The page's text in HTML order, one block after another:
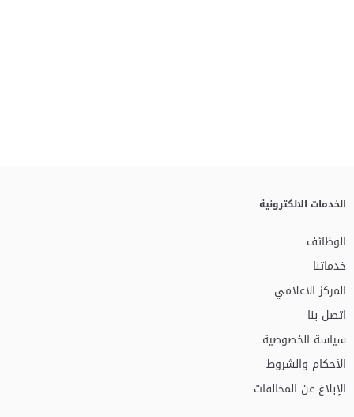
الخدمات الالكترونية
الوظائف
خدماتنا
المركز الاعلامي
اتصل بنا
سياسة الخصوصية
الأحكام والشروط
الإبلاغ عن المخالفات